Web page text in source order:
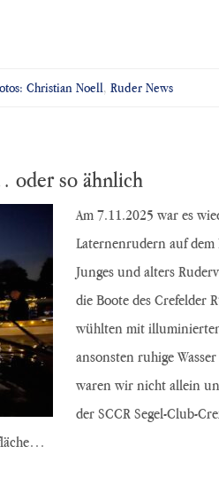
Christian Noell,Ruder News
oder so ähnlich
Am 7.11.2025 war es
Laternenrudern auf dem
Junges und alters
die Boote des Crefelder
wühlten mit
ansonsten ruhige
waren wir nicht allein
der SCCR Segel-Club-